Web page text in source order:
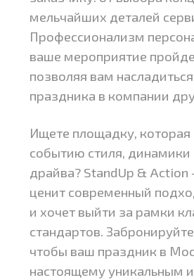
мельчайших деталей
Профессионализм
ваше мероприятие
позволяя вам
праздника в компании
Ищете площадку,
событию стиля, динамики
драйва? StandUp & Action
ценит современный
и хочет выйти за рамки
стандартов.
чтобы ваш праздник в
настоящему уникальным